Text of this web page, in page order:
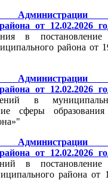
Администрации
от 12.02.2026
в постановление
района от
Администрации
от 12.02.2026
в
сферы
Администрации
от 12.02.2026
в постановление
района